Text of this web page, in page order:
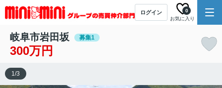
ログイン
お気に入り
0
岐阜市岩田坂 募集1
300万円
1/3